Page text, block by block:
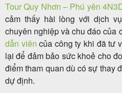
Tour
Phú
Yên
Tour
Tour Quy Nhơn – Phú yên
cảm thấy hài lòng với dịch
chuyên nghiệp và chu đáo của
dẫn viên của công ty khi đã tư
lại để đảm bảo sức khoẻ cho
điểm tham quan dù có sự thay
dự định.